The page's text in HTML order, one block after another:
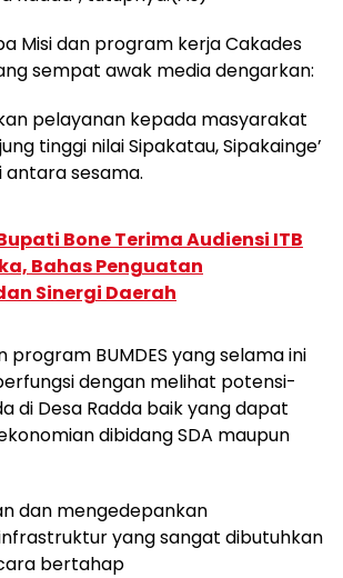
Misi dan program kerja Cakades
sempat awak media dengarkan:
pelayanan kepada masyarakat
tinggi nilai Sipakatau, Sipakainge’
antara sesama.
Bone Terima Audiensi ITB
Bahas Penguatan
Sinergi Daerah
program BUMDES yang selama ini
dengan melihat potensi-
di Desa Radda baik yang dapat
dibidang SDA maupun
dan mengedepankan
yang sangat dibutuhkan
bertahap